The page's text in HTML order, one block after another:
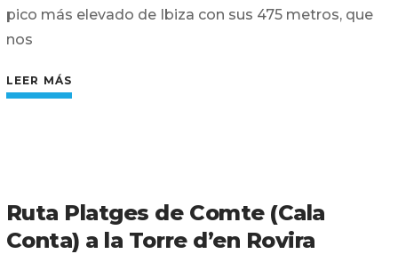
pico más elevado de Ibiza con sus 475 metros, que
nos
LEER MÁS
Ruta Platges de Comte (Cala
Conta) a la Torre d’en Rovira